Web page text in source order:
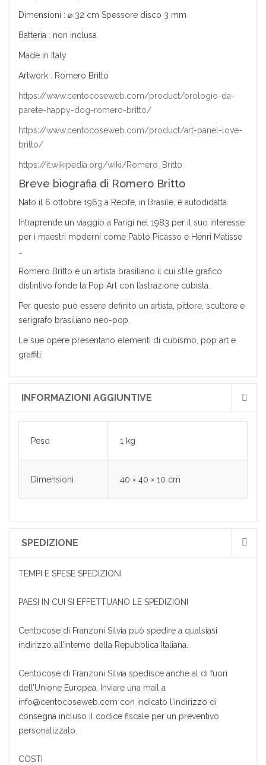
Dimensioni : ⌀ 32 cm Spessore disco 3 mm
Batteria : non inclusa
Made in Italy
Artwork : Romero Britto
https://www.centocoseweb.com/product/orologio-da-
parete-happy-dog-romero-britto/
https://www.centocoseweb.com/product/art-panel-love-
britto/
https://it.wikipedia.org/wiki/Romero_Britto
Breve biografia di Romero Britto
Nato il 6 ottobre 1963 a Recife, in Brasile, è autodidatta.
Intraprende un viaggio a Parigi nel 1983 per il suo interesse
per i maestri moderni come Pablo Picasso e Henri Matisse
Romero Britto è un artista brasiliano il cui stile grafico
distintivo fonde la Pop Art con l’astrazione cubista.
Per questo può essere definito un artista, pittore, scultore e
serigrafo brasiliano neo-pop.
Le sue opere presentano elementi di cubismo, pop art e
graffiti.
INFORMAZIONI AGGIUNTIVE
Peso 1 kg
Dimensioni 40 × 40 × 10 cm
SPEDIZIONE
TEMPI E SPESE SPEDIZIONI
PAESI IN CUI SI EFFETTUANO LE SPEDIZIONI
Centocose di Franzoni Silvia può spedire a qualsiasi
indirizzo all’interno della Repubblica Italiana.
Centocose di Franzoni Silvia spedisce anche al di fuori
dell’Unione Europea. Inviare una mail a
info@centocoseweb.com con indicato l'indirizzo di
consegna incluso il codice fiscale per un preventivo
personalizzato.
COSTI